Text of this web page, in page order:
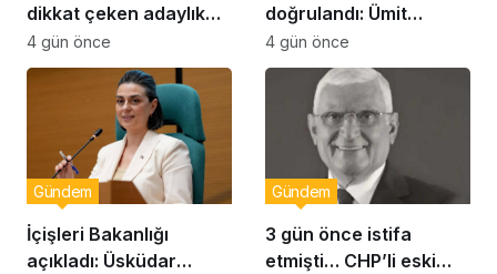
dikkat çeken adaylık
çıkışı
4 gün önce
doğrulandı: Ümit
Dikbayır AKP’ye mi
geçiyor!
4 gün önce
İçişleri Bakanlığı
açıkladı: Üsküdar
Gündem
3 gün önce istifa
etmişti… CHP’li eski
Gündem